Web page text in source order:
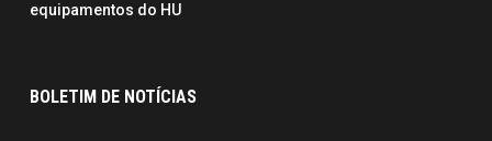
equipamentos do HU
BOLETIM DE NOTÍCIAS